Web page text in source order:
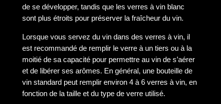
de se développer, tandis que les verres à vin blanc
sont plus étroits pour préserver la fraîcheur du vin.
Lorsque vous servez du vin dans des verres à vin, il
est recommandé de remplir le verre à un tiers ou à la
moitié de sa capacité pour permettre au vin de s’aérer
et de libérer ses arômes. En général, une bouteille de
vin standard peut remplir environ 4 à 6 verres à vin, en
fonction de la taille et du type de verre utilisé.